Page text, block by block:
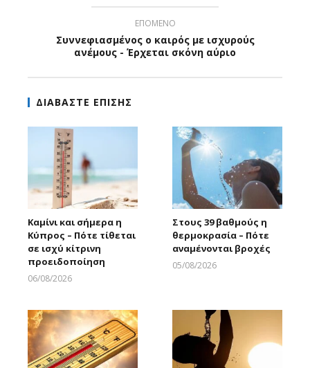
ΕΠΟΜΕΝΟ
Συννεφιασμένος ο καιρός με ισχυρούς
ανέμους - Έρχεται σκόνη αύριο
ΔΙΑΒΑΣΤΕ ΕΠΙΣΗΣ
Καμίνι και σήμερα η
Κύπρος – Πότε τίθεται
σε ισχύ κίτρινη
προειδοποίηση
06/08/2026
Στους 39 βαθμούς η
θερμοκρασία – Πότε
αναμένονται βροχές
05/08/2026